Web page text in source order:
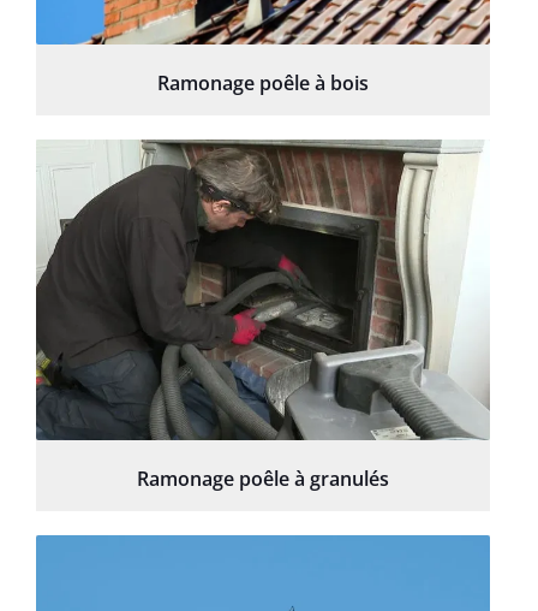
Ramonage poêle à bois
Ramonage poêle à granulés